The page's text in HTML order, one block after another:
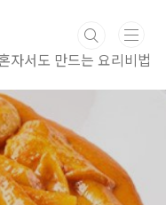
자서도 만드는 요리비법